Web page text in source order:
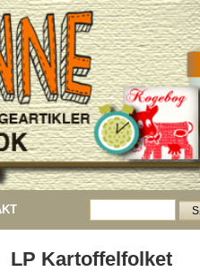
LP Kartoffelfolket